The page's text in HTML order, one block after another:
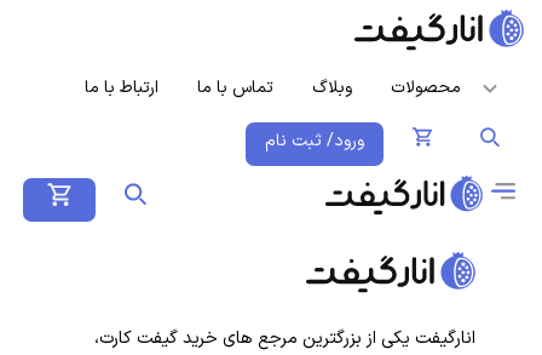
محصولات وبلاگ تماس با ما ارتباط با ما
ورود/ ثبت نام
انارگیفت یکی از بزرگترین مرجع های خرید گیفت کارت،